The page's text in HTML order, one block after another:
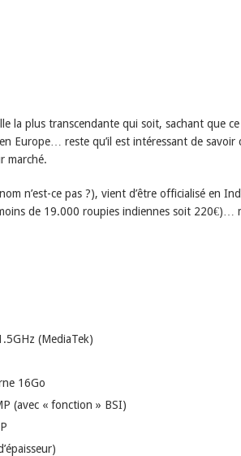
la plus transcendante qui soit, sachant que
Europe… reste qu’il est intéressant de savoir
marché.
n’est-ce pas ?), vient d’être officialisé en
de 19.000 roupies indiennes soit 220€)…
(MediaTek)
16Go
(avec « fonction » BSI)